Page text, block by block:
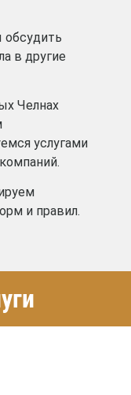
обсудить
в другие
Челнах
услугами
и правил.